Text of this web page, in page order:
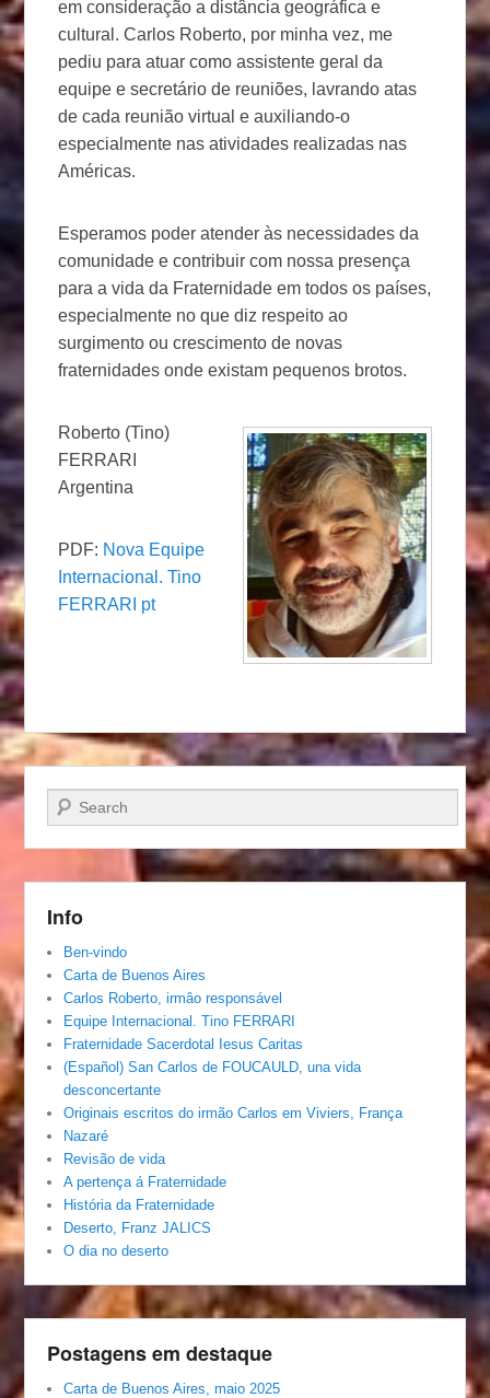
em consideração a distância geográfica e
cultural. Carlos Roberto, por minha vez, me
pediu para atuar como assistente geral da
equipe e secretário de reuniões, lavrando atas
de cada reunião virtual e auxiliando-o
especialmente nas atividades realizadas nas
Américas.
Esperamos poder atender às necessidades da
comunidade e contribuir com nossa presença
para a vida da Fraternidade em todos os países,
especialmente no que diz respeito ao
surgimento ou crescimento de novas
fraternidades onde existam pequenos brotos.
Roberto (Tino)
FERRARI
Argentina
PDF: Nova Equipe
Internacional. Tino
FERRARI pt
Pesquisar…
Info
Ben-vindo
Carta de Buenos Aires
Carlos Roberto, irmâo responsável
Equipe Internacional. Tino FERRARI
Fraternidade Sacerdotal Iesus Caritas
(Español) San Carlos de FOUCAULD, una vida
desconcertante
Originais escritos do irmão Carlos em Viviers, França
Nazaré
Revisão de vida
A pertença á Fraternidade
História da Fraternidade
Deserto, Franz JALICS
O dia no deserto
Postagens em destaque
Carta de Buenos Aires, maio 2025